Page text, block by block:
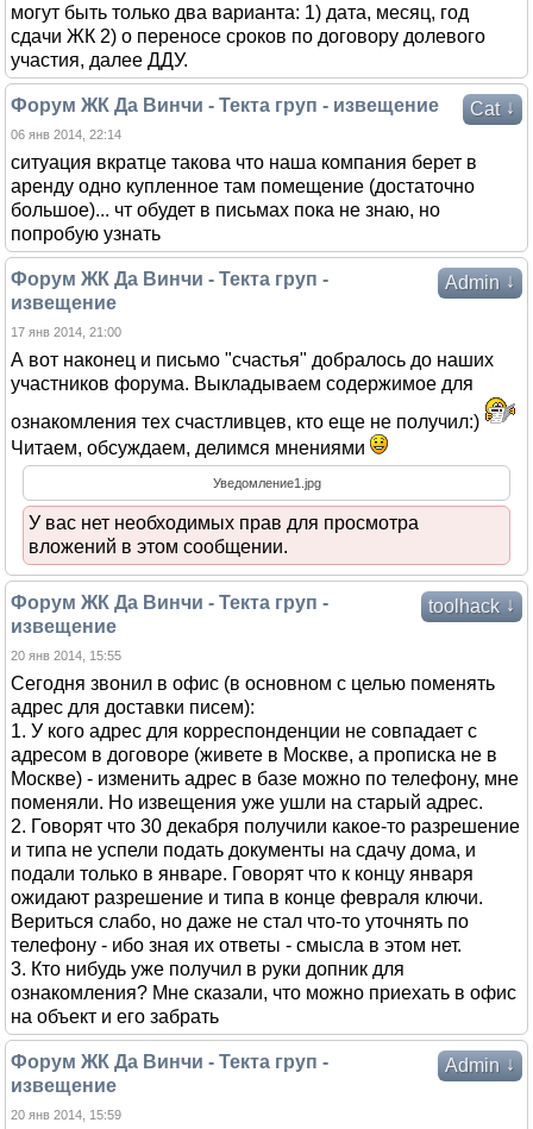
могут быть только два варианта: 1) дата, месяц, год
сдачи ЖК 2) о переносе сроков по договору долевого
участия, далее ДДУ.
Cat ↓
Форум ЖК Да Винчи - Текта груп - извещение
06 янв 2014, 22:14
ситуация вкратце такова что наша компания берет в
аренду одно купленное там помещение (достаточно
большое)... чт обудет в письмах пока не знаю, но
попробую узнать
Admin ↓
Форум ЖК Да Винчи - Текта груп -
извещение
17 янв 2014, 21:00
А вот наконец и письмо "счастья" добралось до наших
участников форума. Выкладываем содержимое для
ознакомления тех счастливцев, кто еще не получил:)
Читаем, обсуждаем, делимся мнениями
Уведомление1.jpg
У вас нет необходимых прав для просмотра
вложений в этом сообщении.
toolhack ↓
Форум ЖК Да Винчи - Текта груп -
извещение
20 янв 2014, 15:55
Сегодня звонил в офис (в основном с целью поменять
адрес для доставки писем):
1. У кого адрес для корреспонденции не совпадает с
адресом в договоре (живете в Москве, а прописка не в
Москве) - изменить адрес в базе можно по телефону, мне
поменяли. Но извещения уже ушли на старый адрес.
2. Говорят что 30 декабря получили какое-то разрешение
и типа не успели подать документы на сдачу дома, и
подали только в январе. Говорят что к концу января
ожидают разрешение и типа в конце февраля ключи.
Вериться слабо, но даже не стал что-то уточнять по
телефону - ибо зная их ответы - смысла в этом нет.
3. Кто нибудь уже получил в руки допник для
ознакомления? Мне сказали, что можно приехать в офис
на объект и его забрать
Admin ↓
Форум ЖК Да Винчи - Текта груп -
извещение
20 янв 2014, 15:59